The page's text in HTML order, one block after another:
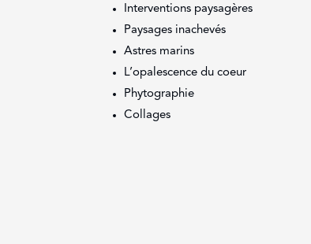
Interventions paysagères
Paysages inachevés
Astres marins
L’opalescence du coeur
Phytographie
Collages